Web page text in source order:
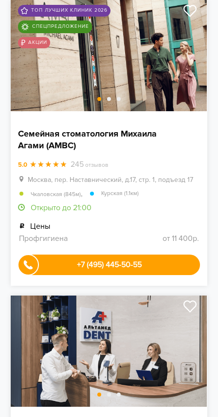
ТОП ЛУЧШИХ КЛИНИК 2026
СПЕЦПРЕДЛОЖЕНИЕ
АКЦИИ
Семейная стоматология Михаила
Агами (AMBC)
5.0 245 отзывов
Москва, пер. Наставнический, д.17, стр. 1, подъезд 17
Чкаловская (845м), Курская (1.1км)
Открыто до 21:00
Цены
Профгигиена
от 11 400р.
+7 (495) 445-50-55